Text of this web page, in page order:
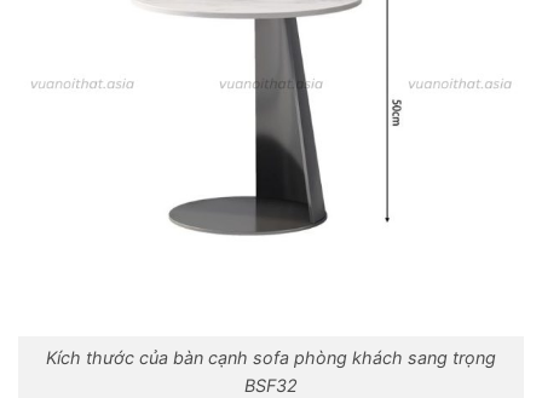
Kích thước của bàn cạnh sofa phòng khách sang trọng
BSF32